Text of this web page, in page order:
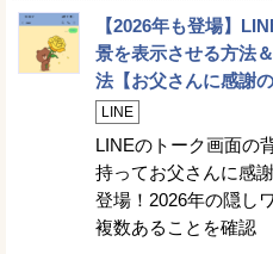
【2026年も登場】
景を表示させる方法
法【お父さんに感謝
LINE
LINEのトーク画面の
持ってお父さんに感
登場！2026年の隠し
複数あることを確認